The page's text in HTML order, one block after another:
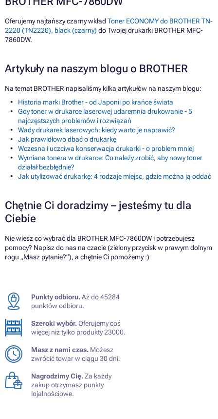
Oferujemy najtańszy czarny wkład Toner ECONOMY do BROTHER TN-
2220 (TN2220), black (czarny) do Twojej drukarki BROTHER MFC-
7860DW.
Artykuły na naszym blogu o BROTHER
Na temat BROTHER napisaliśmy kilka artykułów na naszym blogu:
Historia marki Brother - od Japonii po krańce świata
Gdy toner w drukarce laserowej udaremnia drukowanie - 5
najczęstszych problemów i rozwiązań
Wady drukarek laserowych: kiedy warto je naprawić?
Jak prawidłowo dbać o drukarkę
Wczesna i uczciwa konserwacja drukarki - o problem mniej
Wymiana tonera w drukarce: Co należy zrobić, aby nowy toner
działał bezbłędnie?
Jak utylizować drukarkę: 4 rodzaje miejsc, gdzie można ją oddać
Chętnie Ci doradzimy – jesteśmy tu dla
Ciebie
Nie wiesz co wybrać dla BROTHER MFC-7860DW i potrzebujesz
pomocy? Napisz do nas na czacie (zielony przycisk w prawym dolnym
rogu „Masz pytanie?”), a chętnie Ci pomożemy :)
Punkty odbioru.Aż do 45284
punktów odbioru.
Szeroki wybór.Oferujemy coś
więcej niż tylko produkty 23000.
Masz z nami czas. Możesz
zwrócić towar w ciągu 30 dni.
Nagrodzimy Cię.Za każdy
zakup otrzymasz punkty
lojalnościowe.